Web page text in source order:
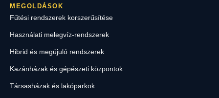
MEGOLDÁSOK
Fűtési rendszerek korszerűsítése
Használati melegvíz-rendszerek
Hibrid és megújuló rendszerek
Kazánházak és gépészeti központok
Társasházak és lakóparkok